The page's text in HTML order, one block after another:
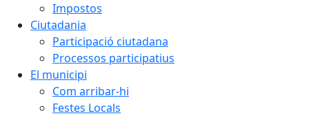
Impostos
Ciutadania
Participació ciutadana
Processos participatius
El municipi
Com arribar-hi
Festes Locals